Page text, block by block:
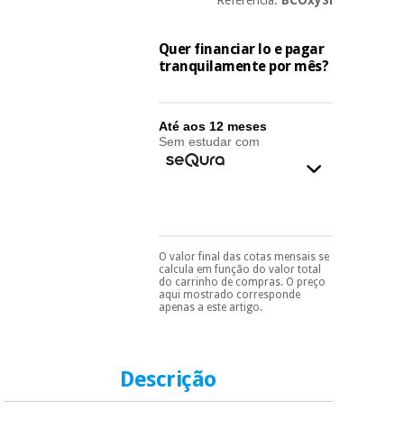
Quer financiar lo e pagar
tranquilamente por mês?
Até aos 12 meses
Sem estudar com
Pode escolhê-lo no final
do processo de compra,
ao escolher o método de
pagamento.Só
precisará do seu
telemóvel e número
de cartão.
O valor final das cotas mensais se
calcula em função do valor total
do carrinho de compras. O preço
aqui mostrado corresponde
apenas a este artigo.
Descrição